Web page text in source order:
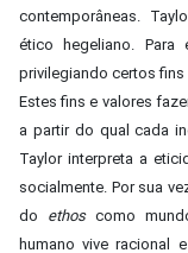
contemporâneas.
ético hegeliano.
privilegiando certos
Estes fins e valores
a partir do qual cada
Taylor interpreta a
socialmente. Por sua
do ethoscomo
humano vive racional